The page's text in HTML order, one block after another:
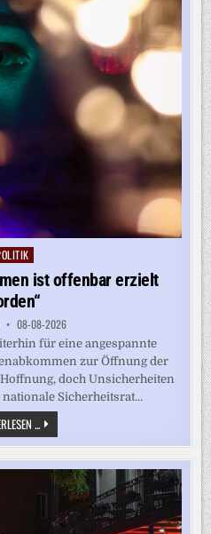
ist offenbar erzielt
08-08-2026
für eine angespannte
zur Öffnung der
doch Unsicherheiten
Sicherheitsrat...
... „EIN
RAHMENABKOMMEN
IST
OFFENBAR
ERZIELT
WORDEN“